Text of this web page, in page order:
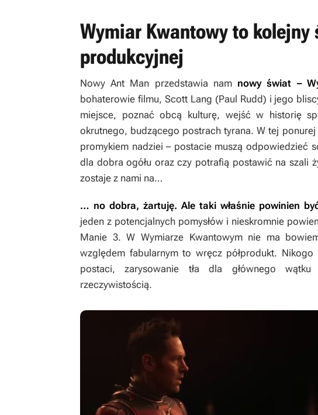
Wymiar Kwantowy to kolejny
produkcyjnej
NowyAnt Man przedstawia nam nowy świat –
bohaterowie filmu, Scott Lang (Paul Rudd) i jego
miejsce, poznać obcą kulturę, wejść w historię
okrutnego, budzącego postrach tyrana. W tej
promykiem nadziei – postacie muszą odpowiedzieć
dla dobra ogółu oraz czy potrafią postawić na szali
zostaje z nami na…
… no dobra, żartuję. Ale taki właśnie powinien
jeden z potencjalnych pomysłów i nieskromnie
Manie 3. W Wymiarze Kwantowym nie ma
względem fabularnym to wręcz półprodukt.
postaci, zarysowanie tła dla głównego
rzeczywistością.